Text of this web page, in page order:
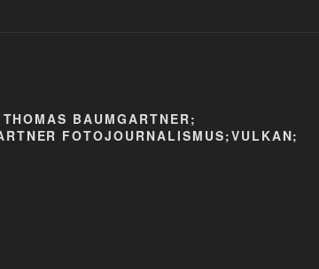
BAUMGARTNER;
FOTOJOURNALISMUS;VULKAN;